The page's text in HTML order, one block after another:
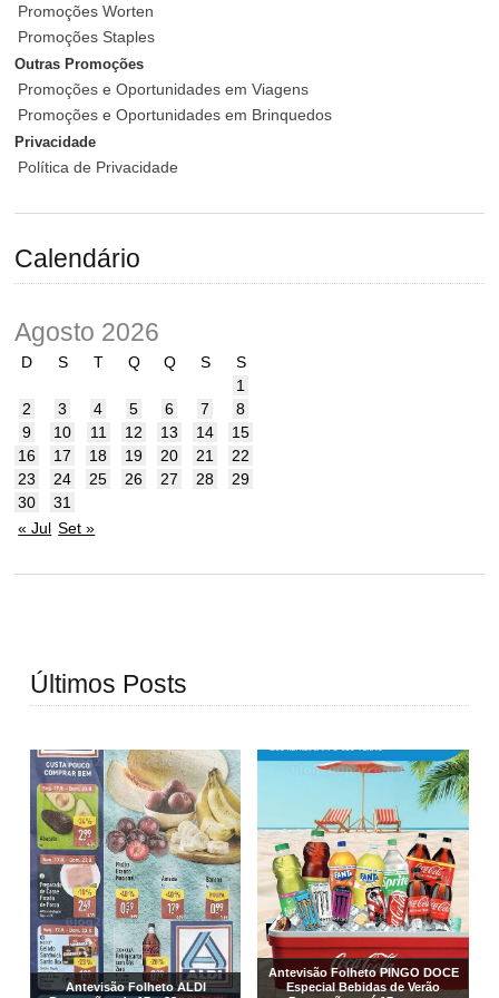
Promoções Worten
Promoções Staples
Outras Promoções
Promoções e Oportunidades em Viagens
Promoções e Oportunidades em Brinquedos
Privacidade
Política de Privacidade
Calendário
Agosto 2026
D S T Q Q S
S
1
2
3 4 5 6 7
8
9
10 11 12 13 14
15
16
17 18 19 20 21
22
23
24 25 26 27 28
29
30
31
« Jul Set »
Últimos Posts
Antevisão Folheto ALDI
Antevisão Folheto PINGO DOCE
Especial Bebidas de Verão